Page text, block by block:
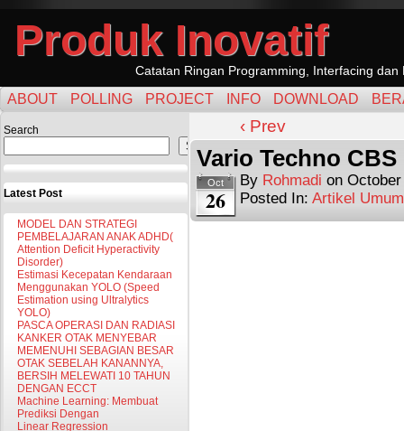
Produk Inovatif
Catatan Ringan Programming, Interfacing dan
ABOUT POLLING PROJECT INFO DOWNLOAD
Search
Search
Latest Post
MODEL DAN STRATEGI
PEMBELAJARAN ANAK ADHD(
Attention Deficit Hyperactivity
Disorder)
Estimasi Kecepatan Kendaraan
Menggunakan YOLO (Speed
Estimation using Ultralytics
YOLO)
PASCA OPERASI DAN RADIASI
KANKER OTAK MENYEBAR
MEMENUHI SEBAGIAN BESAR
OTAK SEBELAH KANANNYA,
BERSIH MELEWATI 10 TAHUN
DENGAN ECCT
Machine Learning: Membuat
Prediksi Dengan
Linear Regression
‹ Prev
Vario Techno CBS
Oct
26
By Rohmadi on
Posted In: Artikel Umum